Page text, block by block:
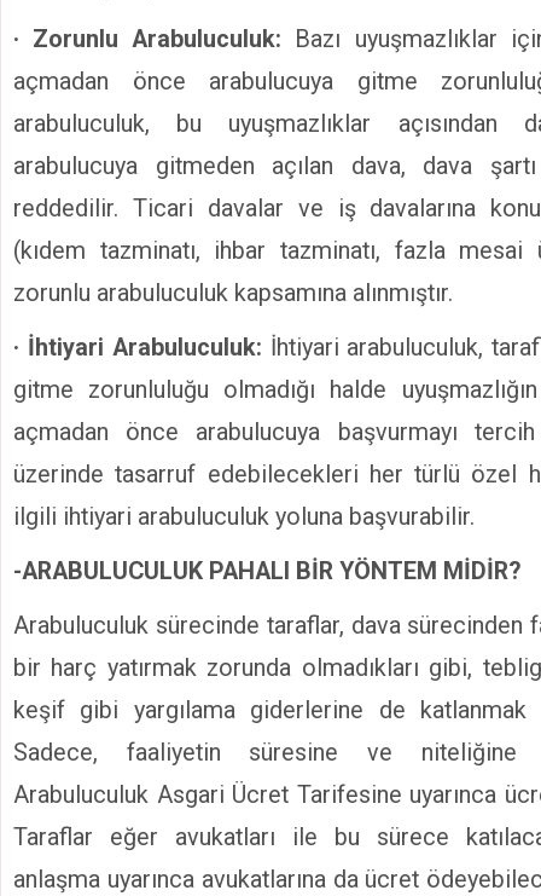
· Zorunlu Arabuluculuk:
Bazı uyuşmazlıklar
açmadan önce arabulucuya gitme
arabuluculuk, bu uyuşmazlıklar açısından
arabulucuya gitmeden açılan dava, dava
reddedilir. Ticari davalar ve iş davalarına
(kıdem tazminatı, ihbar tazminatı, fazla
zorunlu arabuluculuk kapsamına alınmıştır.
· İhtiyari Arabuluculuk: İhtiyari arabuluculuk,
gitme zorunluluğu olmadığı halde
açmadan önce arabulucuya başvurmayı
üzerinde tasarruf edebilecekleri her türlü özel
ilgili ihtiyari arabuluculuk yoluna başvurabilir.
-ARABULUCULUK PAHALI BİR YÖNTEM MİDİR?
Arabuluculuk sürecinde taraflar, dava sürecinden
bir harç yatırmak zorunda olmadıkları gibi,
keşif gibi yargılama giderlerine de katlanmak
Sadece, faaliyetin süresine ve niteliğine
Arabuluculuk Asgari Ücret Tarifesine uyarınca
Taraflar eğer avukatları ile bu sürece
anlaşma uyarınca avukatlarına da ücret